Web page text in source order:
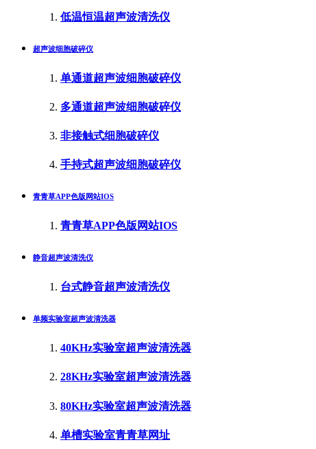
低温恒温超声波清洗仪
超声波细胞破碎仪
单通道超声波细胞破碎仪
多通道超声波细胞破碎仪
非接触式细胞破碎仪
手持式超声波细胞破碎仪
青青草APP色版网站IOS
青青草APP色版网站IOS
静音超声波清洗仪
台式静音超声波清洗仪
单频实验室超声波清洗器
40KHz实验室超声波清洗器
28KHz实验室超声波清洗器
80KHz实验室超声波清洗器
单槽实验室青青草网址